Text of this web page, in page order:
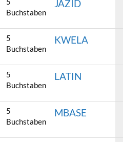
Buchstaben
JAZID
5
Buchstaben
KWELA
5
Buchstaben
LATIN
5
Buchstaben
MBASE